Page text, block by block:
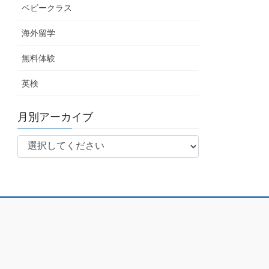
ベビークラス
海外留学
無料体験
英検
月別アーカイブ